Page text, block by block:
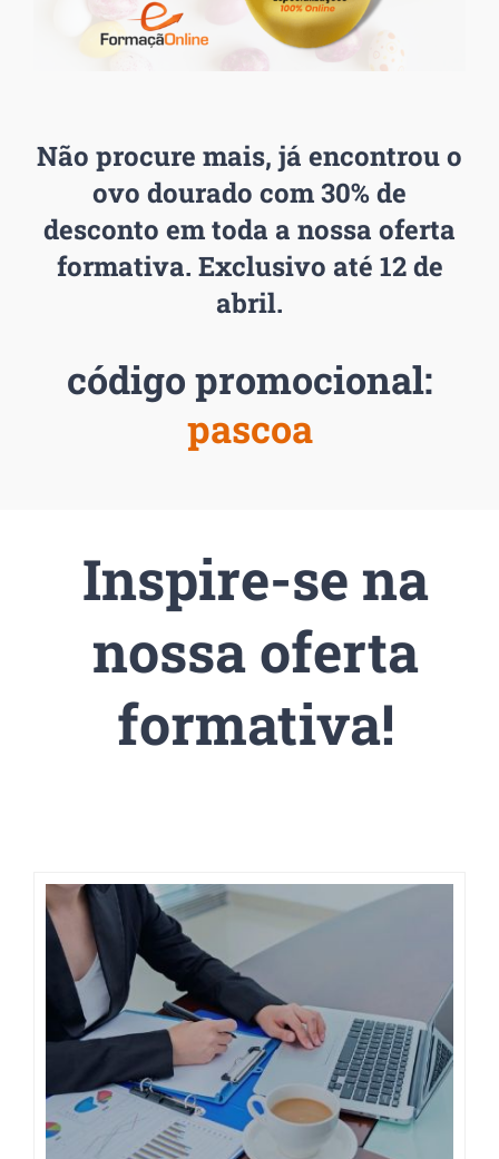
Não procure mais, já encontrou o
ovo dourado com30% de
desconto em toda a nossa oferta
formativa. Exclusivo até 12 de
abril.
código promocional:
pascoa
Inspire-se na
nossa oferta
formativa!